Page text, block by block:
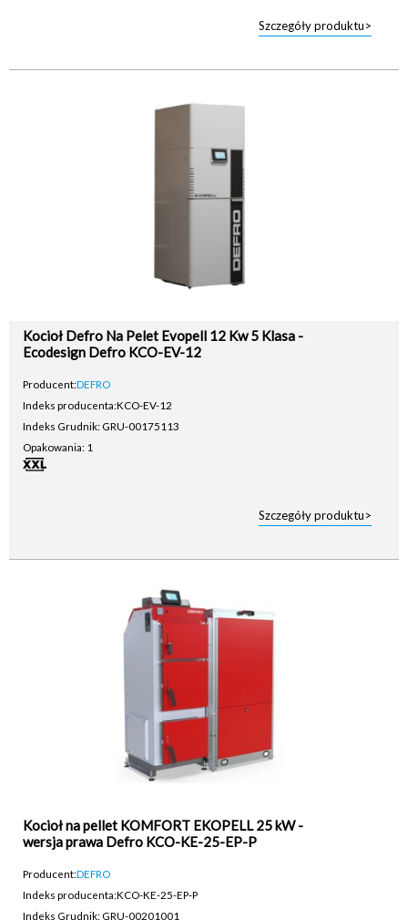
Szczegóły produktu>
Kocioł Defro Na Pelet Evopell 12 Kw 5 Klasa -
Ecodesign Defro KCO-EV-12
Producent:DEFRO
Indeks producenta:KCO-EV-12
Indeks Grudnik: GRU-00175113
Opakowania: 1
Szczegóły produktu>
Kocioł na pellet KOMFORT EKOPELL 25 kW -
wersja prawa Defro KCO-KE-25-EP-P
Producent:DEFRO
Indeks producenta:KCO-KE-25-EP-P
Indeks Grudnik: GRU-00201001